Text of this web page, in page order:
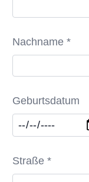
Nachname *
Geburtsdatum
Straße *